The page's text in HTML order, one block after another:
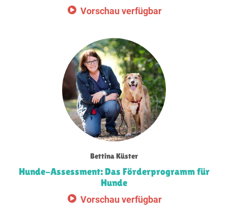
Vorschau verfügbar
Bettina Küster
Hunde-Assessment: Das Förderprogramm für
Hunde
Vorschau verfügbar